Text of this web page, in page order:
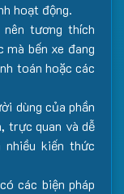
hoạt động.
nên tương thích
bến xe đang
toán hoặc các
dùng của phần
trực quan và dễ
kiến thức
các biện pháp